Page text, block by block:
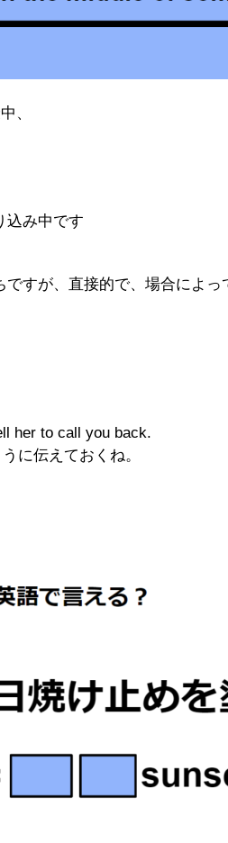
、
込み中です
すが、直接的で、場合によっ
her to call you back.
に伝えておくね。